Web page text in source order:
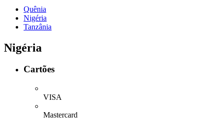
Quênia
Nigéria
Tanzânia
Nigéria
Cartões
VISA
Mastercard